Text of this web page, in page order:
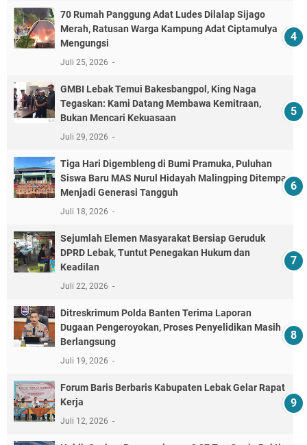
70 Rumah Panggung Adat Ludes Dilalap Sijago
Merah, Ratusan Warga Kampung Adat Ciptamulya
Mengungsi
Juli 25, 2026
GMBI Lebak Temui Bakesbangpol, King Naga
Tegaskan: Kami Datang Membawa Kemitraan,
Bukan Mencari Kekuasaan
Juli 29, 2026
Tiga Hari Digembleng di Bumi Pramuka, Puluhan
Siswa Baru MAS Nurul Hidayah Malingping Ditempa
Menjadi Generasi Tangguh
Juli 18, 2026
Sejumlah Elemen Masyarakat Bersiap Geruduk
DPRD Lebak, Tuntut Penegakan Hukum dan
Keadilan
Juli 22, 2026
Ditreskrimum Polda Banten Terima Laporan
Dugaan Pengeroyokan, Proses Penyelidikan Masih
Berlangsung
Juli 19, 2026
Forum Baris Berbaris Kabupaten Lebak Gelar Rapat
Kerja
Juli 12, 2026